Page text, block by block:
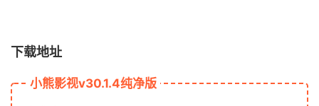
下载地址
小熊影视v30.1.4纯净版